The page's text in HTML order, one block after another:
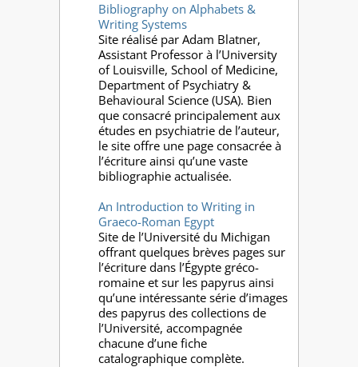
Bibliography on Alphabets &
Writing Systems
Site réalisé par Adam Blatner,
Assistant Professor à l’University
of Louisville, School of Medicine,
Department of Psychiatry &
Behavioural Science (USA). Bien
que consacré principalement aux
études en psychiatrie de l’auteur,
le site offre une page consacrée à
l’écriture ainsi qu’une vaste
bibliographie actualisée.
An Introduction to Writing in
Graeco-Roman Egypt
Site de l’Université du Michigan
offrant quelques brèves pages sur
l’écriture dans l’Égypte gréco-
romaine et sur les papyrus ainsi
qu’une intéressante série d’images
des papyrus des collections de
l’Université, accompagnée
chacune d’une fiche
catalographique complète.